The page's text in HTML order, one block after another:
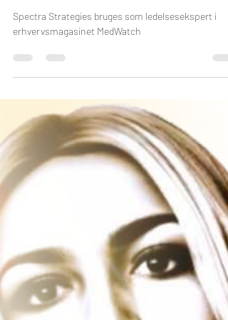
Spectra Strategies bruges som ledelsesekspert i